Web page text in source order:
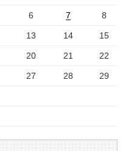
6 7 8
13 14 15
20 21 22
27 28 29